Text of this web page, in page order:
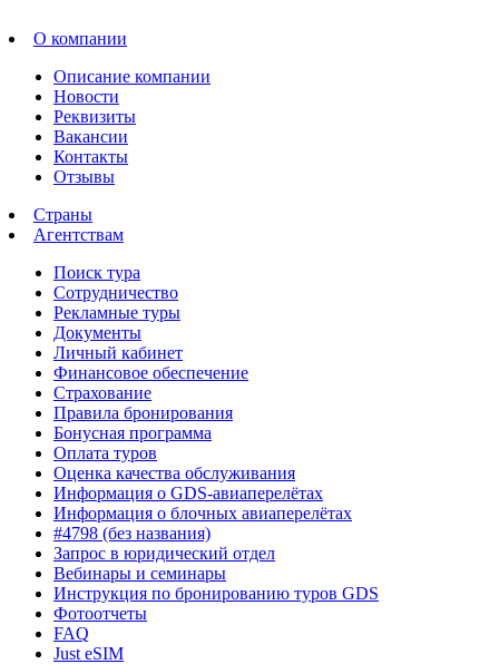
О компании
Описание компании
Новости
Реквизиты
Вакансии
Контакты
Отзывы
Страны
Агентствам
Поиск тура
Сотрудничество
Рекламные туры
Документы
Личный кабинет
Финансовое обеспечение
Страхование
Правила бронирования
Бонусная программа
Оплата туров
Оценка качества обслуживания
Информация о GDS-авиаперелётах
Информация о блочных авиаперелётах
#4798 (без названия)
Запрос в юридический отдел
Вебинары и семинары
Инструкция по бронированию туров GDS
Фотоотчеты
FAQ
Just eSIM